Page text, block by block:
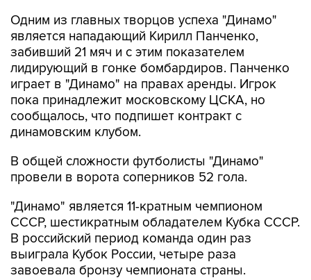
Одним из главных творцов успеха "Динамо"
является нападающий Кирилл Панченко,
забивший 21 мяч и с этим показателем
лидирующий в гонке бомбардиров. Панченко
играет в "Динамо" на правах аренды. Игрок
пока принадлежит московскому ЦСКА, но
сообщалось, что подпишет контракт с
динамовским клубом.
В общей сложности футболисты "Динамо"
провели в ворота соперников 52 гола.
"Динамо" является 11-кратным чемпионом
СССР, шестикратным обладателем Кубка СССР.
В российский период команда один раз
выиграла Кубок России, четыре раза
завоевала бронзу чемпионата страны.